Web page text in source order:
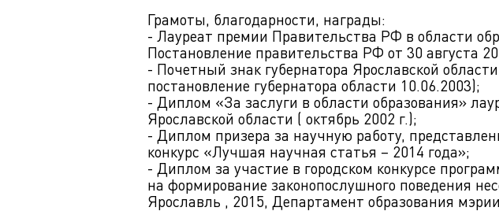
Грамоты, благодарности, награды:
- Лауреат премии Правительства РФ в области
Постановление правительства РФ от 30 августа
- Почетный знак губернатора Ярославской
постановление губернатора области 10.06.2003);
- Диплом «За заслуги в области образования»
Ярославской области ( октябрь 2002 г.);
- Диплом призера за научную работу,
конкурс «Лучшая научная статья – 2014 года»;
- Диплом за участие в городском конкурсе
на формирование законопослушного поведения
Ярославль , 2015, Департамент образования